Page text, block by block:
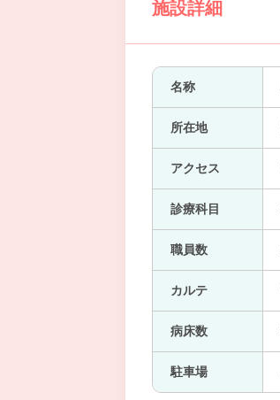
施設詳細
名称
所在地
アクセス
診療科目
職員数
カルテ
病床数
駐車場